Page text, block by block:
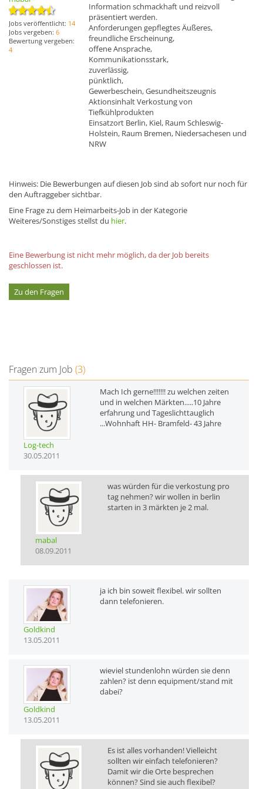
Jobs veröffentlicht: 14
Jobs vergeben: 6
Bewertung vergeben:
4
Information schmackhaft und reizvoll
präsentiert werden.
Anforderungen gepflegtes Äußeres,
freundliche Erscheinung,
offene Ansprache,
Kommunikationsstark,
zuverlässig,
pünktlich,
Gewerbeschein, Gesundheitszeugnis
Aktionsinhalt Verkostung von
Tiefkühlprodukten
Einsatzort Berlin, Kiel, Raum Schleswig-
Holstein, Raum Bremen, Niedersachesen und
NRW
Hinweis: Die Bewerbungen auf diesen Job sind ab sofort nur noch für
den Auftraggeber sichtbar.
Eine Frage zu dem Heimarbeits-Job in der Kategorie
Weiteres/Sonstiges stellst du hier.
Eine Bewerbung ist nicht mehr möglich, da der Job bereits
geschlossen ist.
Zu den Fragen
Fragen zum Job (3)
Log-tech
30.05.2011
Mach Ich gerne!!!!!!! zu welchen zeiten
und in welchen Märkten.....10 Jahre
erfahrung und Tageslichttauglich
...Wohnhaft HH- Bramfeld- 43 Jahre
mabal
08.09.2011
was würden für die verkostung pro
tag nehmen? wir wollen in berlin
starten in 3 märkten je 2 mal.
Goldkind
13.05.2011
ja ich bin soweit flexibel. wir sollten
dann telefonieren.
Goldkind
13.05.2011
wieviel stundenlohn würden sie denn
zahlen? ist denn equipment/stand mit
dabei?
Es ist alles vorhanden! Vielleicht
sollten wir einfach telefonieren?
Damit wir die Orte besprechen
können? Sind sie auch flexibel?